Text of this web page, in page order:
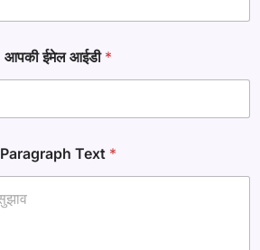
आपकी ईमेल आईडी *
मे
ल
Paragraph Text *